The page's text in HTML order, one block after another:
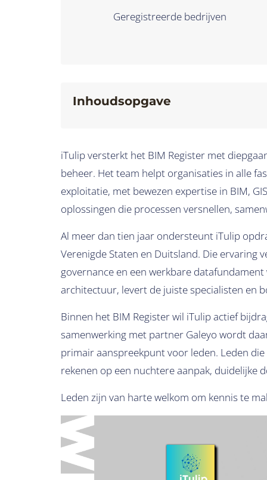
Geregistreerde bedrijven
Inhoudsopgave
iTulip versterkt het BIM Register met
beheer. Het team helpt organisaties in alle
exploitatie, met bewezen expertise in BIM,
oplossingen die processen versnellen,
Al meer dan tien jaar ondersteunt iTulip
Verenigde Staten en Duitsland. Die ervaring
governance en een werkbare
architectuur, levert de juiste specialisten en
Binnen het BIM Register wil iTulip actief
samenwerking met partner Galeyo wordt
primair aanspreekpunt voor leden. Leden
rekenen op een nuchtere aanpak, duidelijke
Leden zijn van harte welkom om kennis te